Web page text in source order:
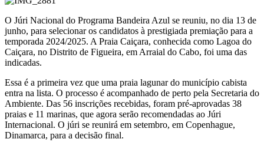
O Júri Nacional do Programa Bandeira Azul se reuniu, no dia 13 de
junho, para selecionar os candidatos à prestigiada premiação para a
temporada 2024/2025. A Praia Caiçara, conhecida como Lagoa do
Caiçara, no Distrito de Figueira, em Arraial do Cabo, foi uma das
indicadas.
Essa é a primeira vez que uma praia lagunar do município cabista
entra na lista. O processo é acompanhado de perto pela Secretaria do
Ambiente. Das 56 inscrições recebidas, foram pré-aprovadas 38
praias e 11 marinas, que agora serão recomendadas ao Júri
Internacional. O júri se reunirá em setembro, em Copenhague,
Dinamarca, para a decisão final.